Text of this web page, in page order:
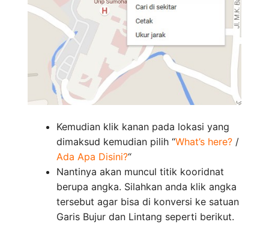
Kemudian klik kanan pada lokasi yang
dimaksud kemudian pilih “What’s here? /
Ada Apa Disini?“
Nantinya akan muncul titik kooridnat
berupa angka. Silahkan anda klik angka
tersebut agar bisa di konversi ke satuan
Garis Bujur dan Lintang seperti berikut.